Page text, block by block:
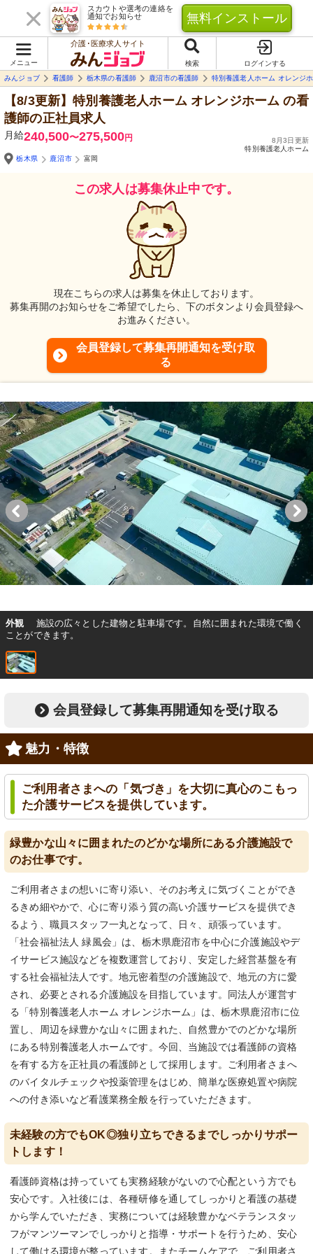
スカウトや選考の連絡を
通知でお知らせ
無料インストール
メニュー
介護･医療求人サイト
検索
ログインする
みんジョブ
看護師 栃木県の看護師 鹿沼市の看護師 特別養護老人ホーム オレンジ
【8/3更新】特別養護老人ホーム オレンジホーム の看
護師の正社員求人
月給240,500〜275,500円
8月3日更新
特別養護老人ホーム
栃木県
鹿沼市 富岡
この求人は募集休止中です。
現在こちらの求人は募集を休止しております。
募集再開のお知らせをご希望でしたら、下のボタンより会員登録へ
お進みください。
会員登録して募集再開通知を受け取
る
外観
施設の広々とした建物と駐車場です。自然に囲まれた環境で働く
ことができます。
会員登録して募集再開通知を受け取る
魅力・特徴
ご利用者さまへの「気づき」を大切に真心のこもっ
た介護サービスを提供しています。
緑豊かな山々に囲まれたのどかな場所にある介護施設で
のお仕事です。
ご利用者さまの想いに寄り添い、そのお考えに気づくことができ
るきめ細やかで、心に寄り添う質の高い介護サービスを提供でき
るよう、職員スタッフ一丸となって、日々、頑張っています。
「社会福祉法人 緑風会」は、栃木県鹿沼市を中心に介護施設やデ
イサービス施設などを複数運営しており、安定した経営基盤を有
する社会福祉法人です。地元密着型の介護施設で、地元の方に愛
され、必要とされる介護施設を目指しています。同法人が運営す
る「特別養護老人ホーム オレンジホーム」は、栃木県鹿沼市に位
置し、周辺を緑豊かな山々に囲まれた、自然豊かでのどかな場所
にある特別養護老人ホームです。今回、当施設では看護師の資格
を有する方を正社員の看護師として採用します。ご利用者さまへ
のバイタルチェックや投薬管理をはじめ、簡単な医療処置や病院
への付き添いなど看護業務全般を行っていただきます。
未経験の方でもOK◎独り立ちできるまでしっかりサポー
トします！
看護師資格は持っていても実務経験がないので心配という方でも
安心です。入社後には、各種研修を通してしっかりと看護の基礎
から学んでいただき、実務については経験豊かなベテランスタッ
フがマンツーマンでしっかりと指導・サポートを行うため、安心
して働ける環境が整っています。またチームケアで、ご利用者さ